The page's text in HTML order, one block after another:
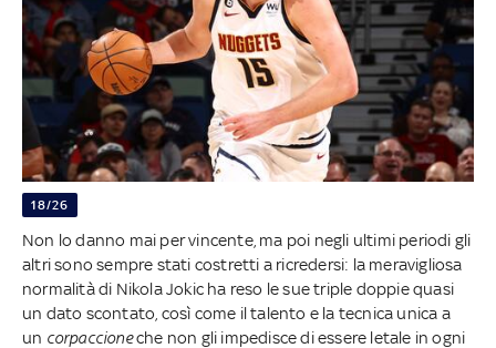
18/26
Non lo danno mai per vincente, ma poi negli ultimi periodi gli
altri sono sempre stati costretti a ricredersi: la meravigliosa
normalità di Nikola Jokic ha reso le sue triple doppie quasi
un dato scontato, così come il talento e la tecnica unica a
un corpaccioneche non gli impedisce di essere letale in ogni